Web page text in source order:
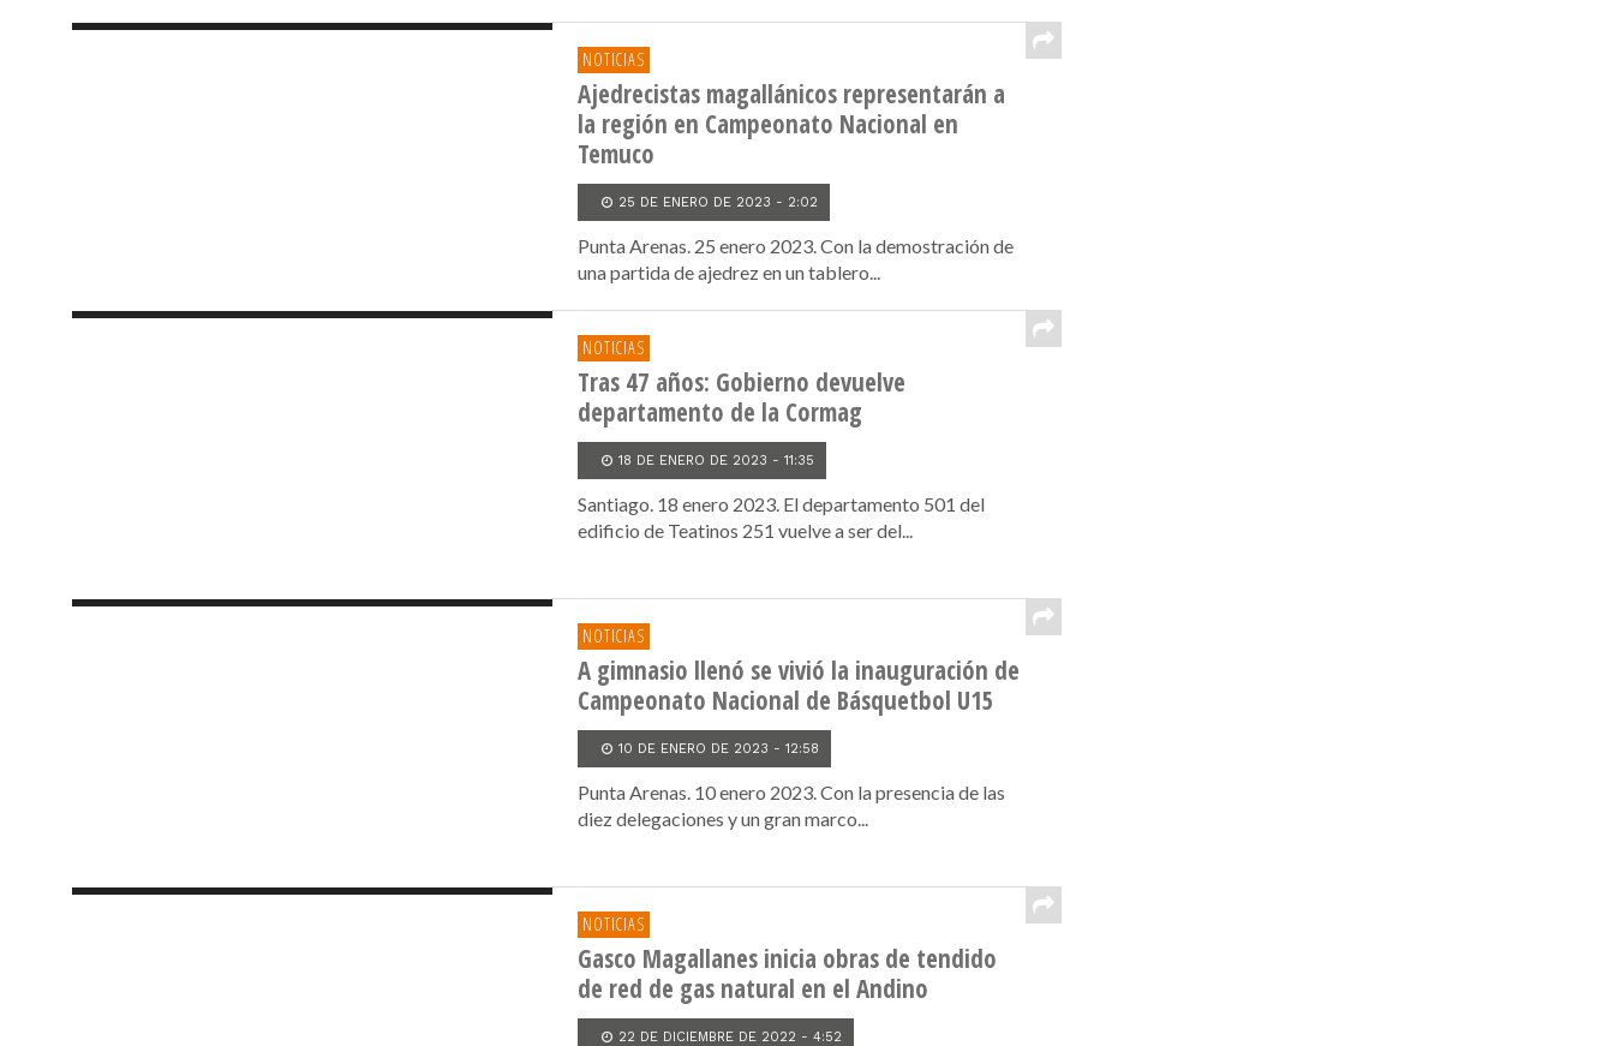
NOTICIAS
Ajedrecistas magallánicos representarán a
la región en Campeonato Nacional en
Temuco
25 DE ENERO DE 2023 - 2:02
Punta Arenas. 25 enero 2023. Con la demostración de
una partida de ajedrez en un tablero...
NOTICIAS
Tras 47 años: Gobierno devuelve
departamento de la Cormag
18 DE ENERO DE 2023 - 11:35
Santiago. 18 enero 2023. El departamento 501 del
edificio de Teatinos 251 vuelve a ser del...
NOTICIAS
A gimnasio llenó se vivió la inauguración de
Campeonato Nacional de Básquetbol U15
10 DE ENERO DE 2023 - 12:58
Punta Arenas. 10 enero 2023. Con la presencia de las
diez delegaciones y un gran marco...
NOTICIAS
Gasco Magallanes inicia obras de tendido
de red de gas natural en el Andino
22 DE DICIEMBRE DE 2022 - 4:52